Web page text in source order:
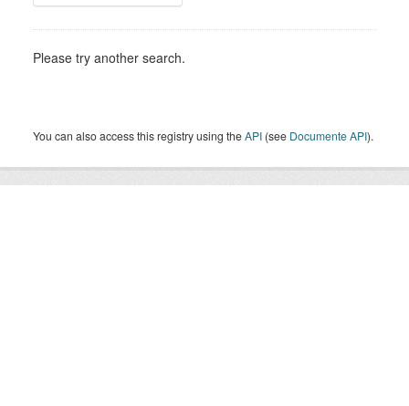
Please try another search.
You can also access this registry using theAPI (see Documente API).